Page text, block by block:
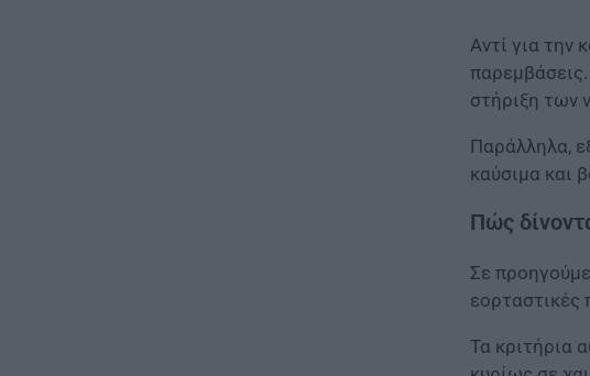
Αντί για την
στήριξη των
Παράλληλα,
καύσιμα και
Πώς
Σε
εορταστικές
Τα κριτήρια